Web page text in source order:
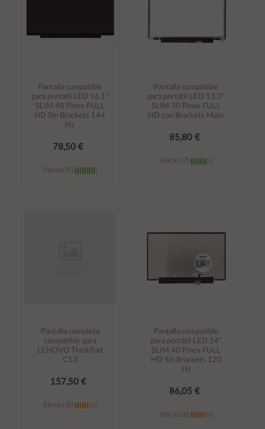
Pantalla compatible
para portátil LED 16.1"
SLIM 40 Pines FULL
HD Sin Brackets 144
Hz
78,50 €
Stocks (9)
Pantalla compatible
para portátil LED 13.3"
SLIM 30 Pines FULL
HD con Brackets Mate
85,80 €
Stocks (7)
Pantalla completa
compatible para
LENOVO ThinkPad
C13
157,50 €
Stocks (6)
Pantalla compatible
para portátil LED 14"
SLIM 40 Pines FULL
HD Sin Brackets 120
Hz
86,05 €
Stocks (6)